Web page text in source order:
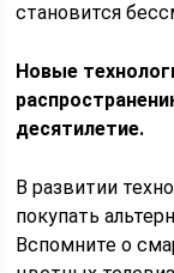
становится
Новые
десятилетие.
В развитии
покупать
Вспомните о